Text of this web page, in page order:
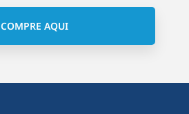
COMPRE AQUI